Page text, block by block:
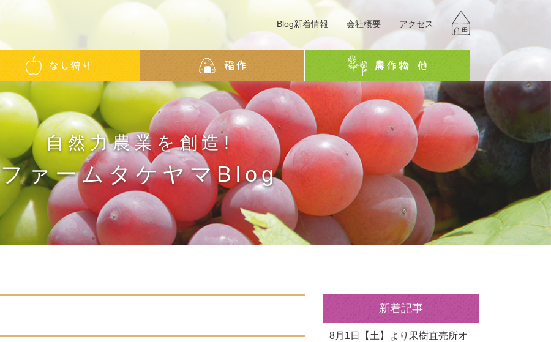
アクセス
会社概要
Blog新着情報
自然力農業を創造!
ファームタケヤマBlog
新着記事
8月1日【土】より果樹直売所オ